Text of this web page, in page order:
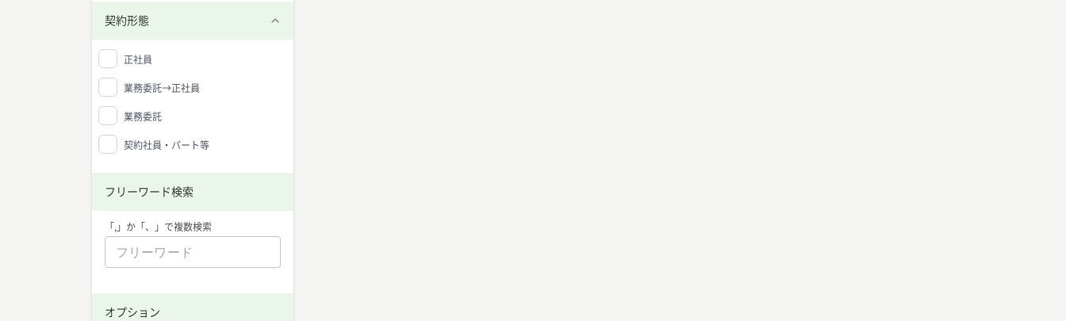
契約形態
正社員
業務委託→正社員
業務委託
契約社員・パート等
フリーワード検索
「,」か「、」で複数検索
オプション